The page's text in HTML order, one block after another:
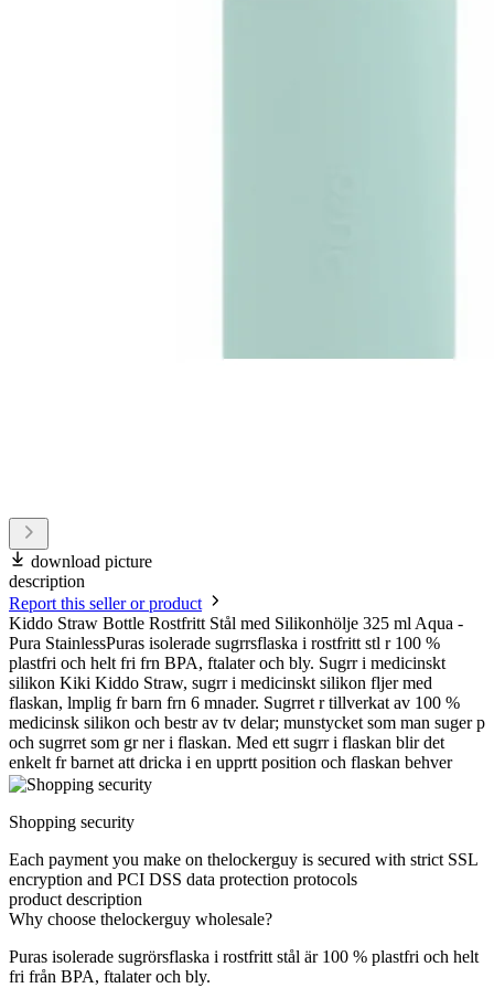
download picture
description
Report this seller or product
Kiddo Straw Bottle Rostfritt Stål med Silikonhölje 325 ml Aqua -
Pura StainlessPuras isolerade sugrrsflaska i rostfritt stl r 100 %
plastfri och helt fri frn BPA, ftalater och bly. Sugrr i medicinskt
silikon Kiki Kiddo Straw, sugrr i medicinskt silikon fljer med
flaskan, lmplig fr barn frn 6 mnader. Sugrret r tillverkat av 100 %
medicinsk silikon och bestr av tv delar; munstycket som man suger p
och sugrret som gr ner i flaskan. Med ett sugrr i flaskan blir det
enkelt fr barnet att dricka i en upprtt position och flaskan behver
Shopping security
Each payment you make on thelockerguy is secured with strict SSL
encryption and PCI DSS data protection protocols
product description
Why choose thelockerguy wholesale?
Puras isolerade sugrörsflaska i rostfritt stål är 100 % plastfri och helt
fri från BPA, ftalater och bly.